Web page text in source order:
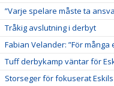
”Varje spelare måste ta
Tråkig avslutning i derbyt
Fabian Velander: ”För många
Tuff derbykamp väntar för
Storseger för fokuserat Eskils